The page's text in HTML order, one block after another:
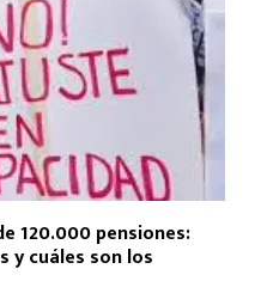
120.000 pensiones:
y cuáles son los